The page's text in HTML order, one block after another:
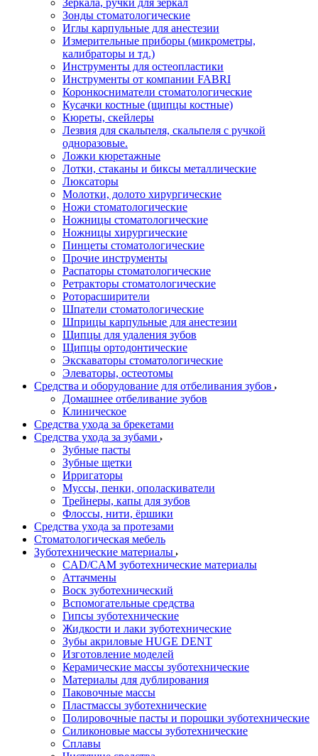
Зеркала, ручки для зеркал
Зонды стоматологические
Иглы карпульные для анестезии
Измерительные приборы (микрометры,
калибраторы и тд.)
Инструменты для остеопластики
Инструменты от компании FABRI
Коронкосниматели стоматологические
Кусачки костные (щипцы костные)
Кюреты, скейлеры
Лезвия для скальпеля, скальпеля с ручкой
одноразовые.
Ложки кюретажные
Лотки, стаканы и биксы металлические
Люксаторы
Молотки, долото хирургические
Ножи стоматологические
Ножницы стоматологические
Ножницы хирургические
Пинцеты стоматологические
Прочие инструменты
Распаторы стоматологические
Ретракторы стоматологические
Роторасширители
Шпатели стоматологические
Шприцы карпульные для анестезии
Щипцы для удаления зубов
Щипцы ортодонтические
Экскаваторы стоматологические
Элеваторы, остеотомы
Средства и оборудование для отбеливания зубов
Домашнее отбеливание зубов
Клиническое
Средства ухода за брекетами
Средства ухода за зубами
Зубные пасты
Зубные щетки
Ирригаторы
Муссы, пенки, ополаскиватели
Трейнеры, капы для зубов
Флоссы, нити, ёршики
Средства ухода за протезами
Стоматологическая мебель
Зуботехнические материалы
CAD/CAM зуботехнические материалы
Аттачмены
Воск зуботехнический
Вспомогательные средства
Гипсы зуботехнические
Жидкости и лаки зуботехнические
Зубы акриловые HUGE DENT
Изготовление моделей
Керамические массы зуботехнические
Материалы для дублирования
Паковочные массы
Пластмассы зуботехнические
Полировочные пасты и порошки зуботехнические
Силиконовые массы зуботехнические
Сплавы